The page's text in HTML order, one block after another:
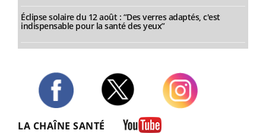
Éclipse solaire du 12 août : “Des verres adaptés, c'est
indispensable pour la santé des yeux”
LA CHAÎNE SANTÉ